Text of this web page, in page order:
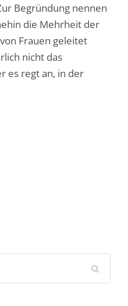
Begründung nennen
die Mehrheit der
Frauen geleitet
nicht das
es regt an, in der